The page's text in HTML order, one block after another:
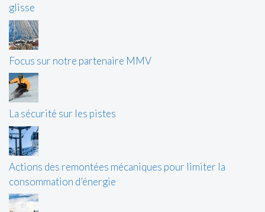
glisse
Focus sur notre partenaire MMV
La sécurité sur les pistes
Actions des remontées mécaniques pour limiter la
consommation d’énergie